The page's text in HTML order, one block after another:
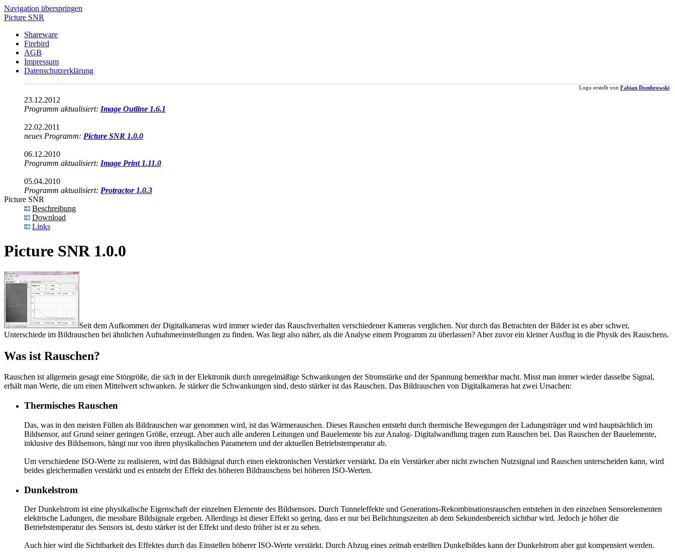
Navigation überspringen
Picture SNR
Shareware
Firebird
AGB
Impressum
Datenschutzerklärung
Logo erstellt von Fabian Dombrowski
23.12.2012
Programm aktualisiert: Image Outline 1.6.1
22.02.2011
neues Programm: Picture SNR 1.0.0
06.12.2010
Programm aktualisiert: Image Print 1.11.0
05.04.2010
Programm aktualisiert: Protractor 1.0.3
Picture SNR
Beschreibung
Download
Links
Picture SNR 1.0.0
Seit dem Aufkommen der Digitalkameras wird immer wieder das Rausch­ver­halten verschiedener Kameras verglichen. Nur durch das Betrachten der Bil­der ist es aber schwer,
Unterschiede im Bildrauschen bei ähnlichen Auf­nahme­ei­nstel­lungen zu finden. Was liegt also näher, als die Analyse einem Pro­gramm zu überlassen? Aber zuvor ein kleiner Ausflug in die Physik des Rauschens.
Was ist Rauschen?
Rauschen ist allgemein gesagt eine Störgröße, die sich in der Elektronik durch unregelmäßige Schwan­kungen der Stromstärke und der Spannung bemerkbar macht. Misst man immer wieder das­selbe Signal,
erhält man Werte, die um einen Mittelwert schwanken. Je stärker die Schwankungen sind, desto stärker ist das Rauschen. Das Bildrauschen von Digitalkameras hat zwei Ursachen:
Thermisches Rauschen
Das, was in den meisten Füllen als Bildrauschen war genommen wird, ist das Wärmerauschen. Dieses Rauschen entsteht durch thermische Bewegungen der Ladungsträger und wird haupt­säch­lich im
Bildsensor, auf Grund seiner geringen Größe, erzeugt. Aber auch alle anderen Lei­tungen und Bauelemente bis zur Analog- Digitalwandlung tragen zum Rauschen bei. Das Rau­schen der Bauelemente,
inklusive des Bildsensors, hängt nur von ihren physikalischen Pa­ra­me­tern und der aktuellen Betriebstemperatur ab.
Um verschiedene ISO-Werte zu realisieren, wird das Bildsignal durch einen elektronischen Ver­stär­ker verstärkt. Da ein Verstärker aber nicht zwischen Nutzsignal und Rauschen unterscheiden kann, wird
beides gleichermaßen verstärkt und es entsteht der Effekt des höheren Bild­rau­schens bei höheren ISO-Werten.
Dunkelstrom
Der Dunkelstrom ist eine physikalische Eigenschaft der einzelnen Elemente des Bildsensors. Durch Tunneleffekte und Generations-Rekombinationsrauschen entstehen in den einzelnen Sen­sor­ele­menten
elektrische Ladungen, die messbare Bildsignale ergeben. Allerdings ist dieser Effekt so gering, dass er nur bei Belichtungszeiten ab dem Sekundenbereich sichtbar wird. Jedoch je hö­her die
Betriebstemperatur des Sensors ist, desto stärker ist der Effekt und desto früher ist er zu sehen.
Auch hier wird die Sichtbarkeit des Effektes durch das Einstellen höherer ISO-Werte verstärkt. Durch Abzug eines zeitnah erstellten Dunkelbildes kann der Dunkelstrom aber gut kompensiert werden.